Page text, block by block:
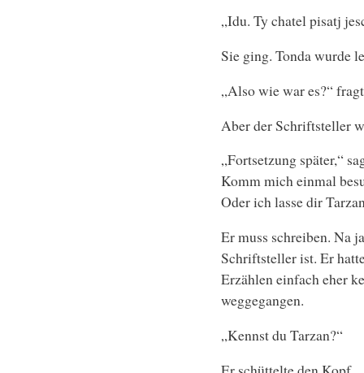
„Idu. Ty chatel pisatj
Sie ging. Tonda wurde
„Also wie war es?“
Aber der Schriftsteller
„Fortsetzung später,“
Komm mich einmal
Oder ich lasse dir
Er muss schreiben. Na
Schriftsteller ist. Er
Erzählen einfach eher
weggegangen.
„Kennst du Tarzan?“